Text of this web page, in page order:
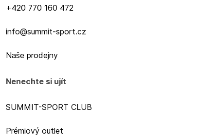
+420 770 160 472
info@summit-sport.cz
Naše prodejny
Nenechte si ujít
SUMMIT-SPORT CLUB
Prémiový outlet